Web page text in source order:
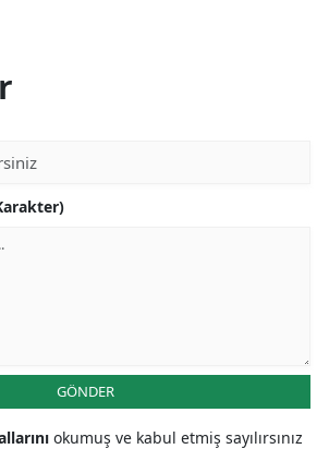
GÖNDER
okumuş ve kabul etmiş sayılırsınız